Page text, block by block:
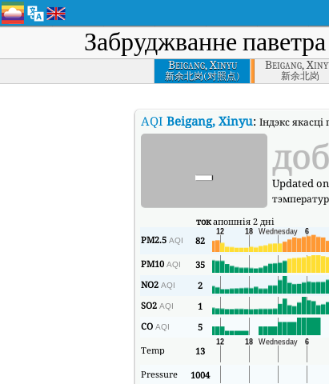
Забруджванне паветра
Beigang, Xinyu
新余北岗(对照点)
Beigang,
新余北岗
AQI Beigang, Xinyu: Індэкс
- Updated
токапошнія 2 дні
PM2.5 AQI 82
PM10 AQI 35
NO2 AQI 2
SO2 AQI 1
CO AQI 5
Temp
13
Pressure
1004